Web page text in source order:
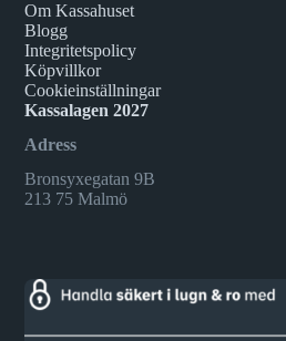
Om Kassahuset
Blogg
Integritetspolicy
Köpvillkor
Cookieinställningar
Kassalagen 2027
Adress
Bronsyxegatan 9B
213 75 Malmö